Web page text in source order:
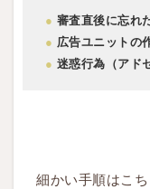
● 審査直後に忘れ
● 広告ユニットの
● 迷惑行為（アド
細かい手順はこ